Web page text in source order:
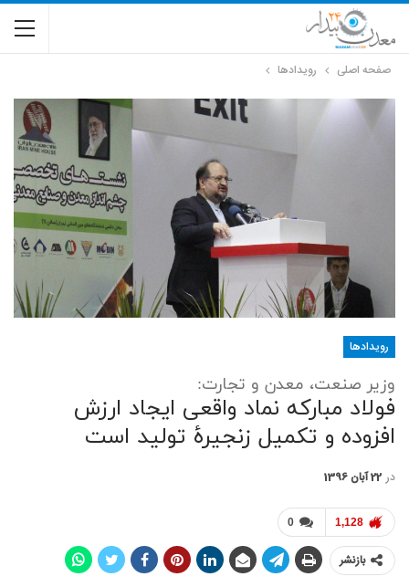
صفحه اصلی رویدادها
رویدادها
وزیر صنعت، معدن و تجارت:
فولاد مبارکه نماد واقعی ایجاد ارزش
افزوده و تکمیل زنجیرۀ تولید است
در 22 آبان 1396
0 1,128
بازنشر